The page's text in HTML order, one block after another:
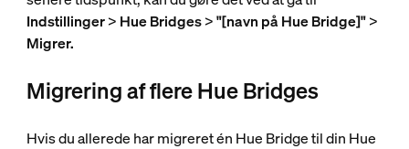
Indstillinger> Hue Bridges>"[navn på Hue Bridge]">
Migrer.
Migrering af flere Hue Bridges
Hvis du allerede har migreret én Hue Bridge til din Hue